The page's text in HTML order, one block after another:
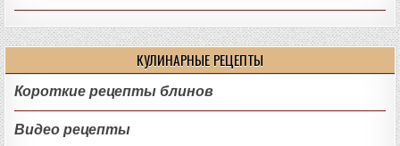
КУЛИНАРНЫЕ РЕЦЕПТЫ
Короткие рецепты блинов
Видео рецепты